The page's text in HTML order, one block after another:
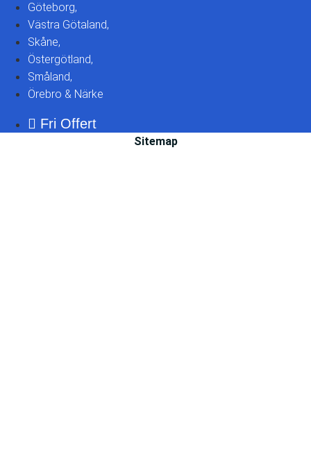
Göteborg,
Västra Götaland,
Skåne,
Östergötland,
Småland,
Örebro & Närke
Fri Offert
Sitemap